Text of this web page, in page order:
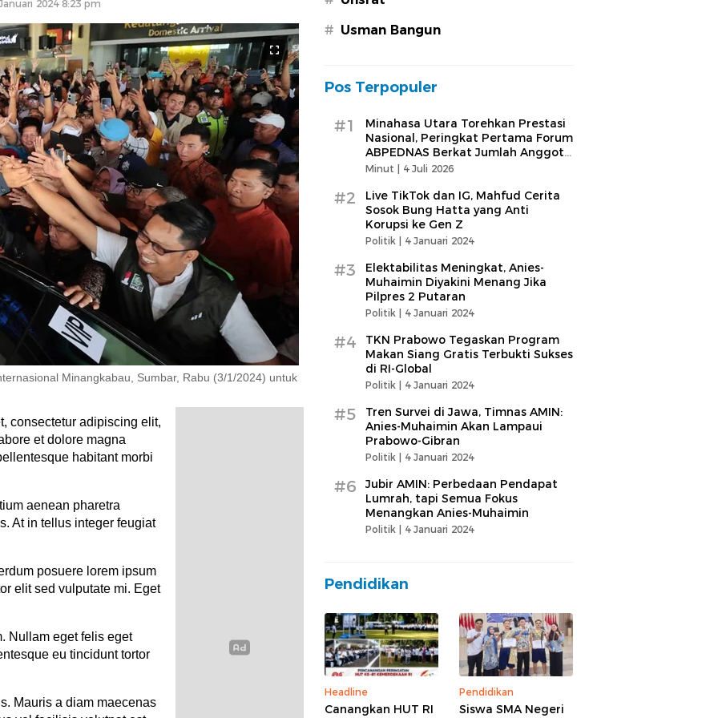
2024 8:23 pm
Minangkabau, Sumbar, Rabu (3/1/2024) untuk
consectetur adipiscing elit,
et dolore magna
habitant morbi
aenean pharetra
At in tellus integer feugiat
posuere lorem ipsum
elit sed vulputate mi. Eget
Nullam eget felis eget
eu tincidunt tortor
Mauris a diam maecenas
# Usman Bangun
Pos Terpopuler
#1
Minahasa Utara Torehkan Prestasi
Nasional, Peringkat Pertama Forum
ABPEDNAS Berkat Jumlah Anggota
Terbanyak
Minut | 4 Juli 2026
#2
Live TikTok dan IG, Mahfud Cerita
Sosok Bung Hatta yang Anti
Korupsi ke Gen Z
Politik | 4 Januari 2024
#3
Elektabilitas Meningkat, Anies-
Muhaimin Diyakini Menang Jika
Pilpres 2 Putaran
Politik | 4 Januari 2024
#4
TKN Prabowo Tegaskan Program
Makan Siang Gratis Terbukti Sukses
di RI-Global
Politik | 4 Januari 2024
#5
Tren Survei di Jawa, Timnas AMIN:
Anies-Muhaimin Akan Lampaui
Prabowo-Gibran
Politik | 4 Januari 2024
#6
Jubir AMIN: Perbedaan Pendapat
Lumrah, tapi Semua Fokus
Menangkan Anies-Muhaimin
Politik | 4 Januari 2024
Pendidikan
Headline
Canangkan HUT RI
Pendidikan
Siswa SMA Negeri